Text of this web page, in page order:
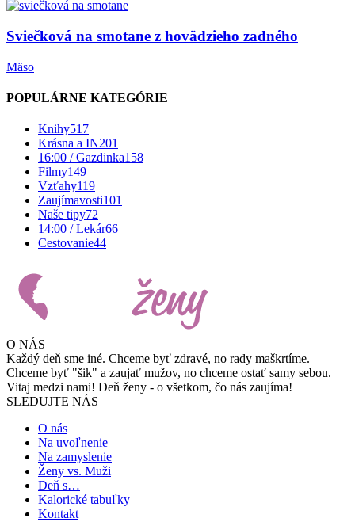
Sviečková na smotane z hovädzieho zadného
Mäso
POPULÁRNE KATEGÓRIE
Knihy517
Krásna a IN201
16:00 / Gazdinka158
Filmy149
Vzťahy119
Zaujímavosti101
Naše tipy72
14:00 / Lekár66
Cestovanie44
O NÁS
Každý deň sme iné. Chceme byť zdravé, no rady maškrtíme.
Chceme byť "šik" a zaujať mužov, no chceme ostať samy sebou.
Vitaj medzi nami! Deň ženy - o všetkom, čo nás zaujíma!
SLEDUJTE NÁS
O nás
Na uvoľnenie
Na zamyslenie
Ženy vs. Muži
Deň s…
Kalorické tabuľky
Kontakt